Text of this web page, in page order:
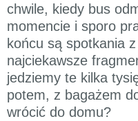
chwile, kiedy bus
momencie i sporo
końcu są spotkania
najciekawsze
jedziemy te kilka
potem, z bagażem
wrócić do domu?